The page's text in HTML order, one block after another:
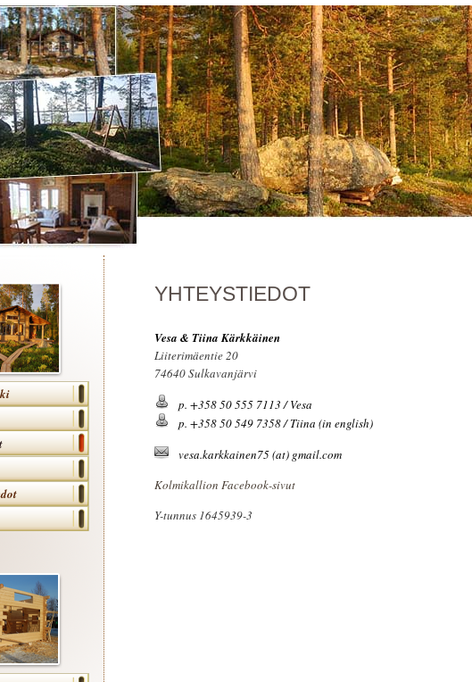
YHTEYSTIEDOT
Vesa & Tiina Kärkkäinen
Liiterimäentie 20
74640 Sulkavanjärvi
p. +358 50 555 7113 / Vesa
p. +358 50 549 7358 / Tiina (in english)
vesa.karkkainen75 (at) gmail.com
Kolmikallion Facebook-sivut
Y-tunnus 1645939-3